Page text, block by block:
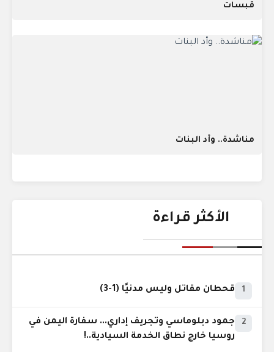
قبسات
مناشدة.. وأد البنات
الأكثر قراءة
1 قحطان مقاتل وليس مدنيًا (1-3)
2
جمود دبلوماسي وتجريف إداري... سفارة اليمن في
روسيا خارج نطاق الخدمة السيادية..!